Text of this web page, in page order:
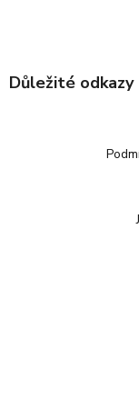
Důležité odkazy